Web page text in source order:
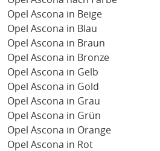
Opel Ascona in Beige
Opel Ascona in Blau
Opel Ascona in Braun
Opel Ascona in Bronze
Opel Ascona in Gelb
Opel Ascona in Gold
Opel Ascona in Grau
Opel Ascona in Grün
Opel Ascona in Orange
Opel Ascona in Rot